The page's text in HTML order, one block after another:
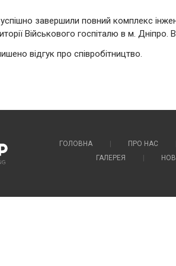
завершили повний комплекс
Військового госпіталю в м.
відгук про співробітництво.
ГОЛОВНА ПРО НАС
ГАЛЕРЕЯ